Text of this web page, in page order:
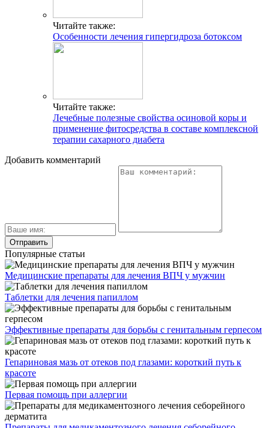
Читайте также:
Особенности лечения гипергидроза ботоксом
Читайте также:
Лечебные полезные свойства осиновой коры и
применение фитосредства в составе комплексной
терапии сахарного диабета
Добавить комментарий
Популярные статьи
Медицинские препараты для лечения ВПЧ у мужчин
Таблетки для лечения папиллом
Эффективные препараты для борьбы с генитальным герпесом
Гепариновая мазь от отеков под глазами: короткий путь к
красоте
Первая помощь при аллергии